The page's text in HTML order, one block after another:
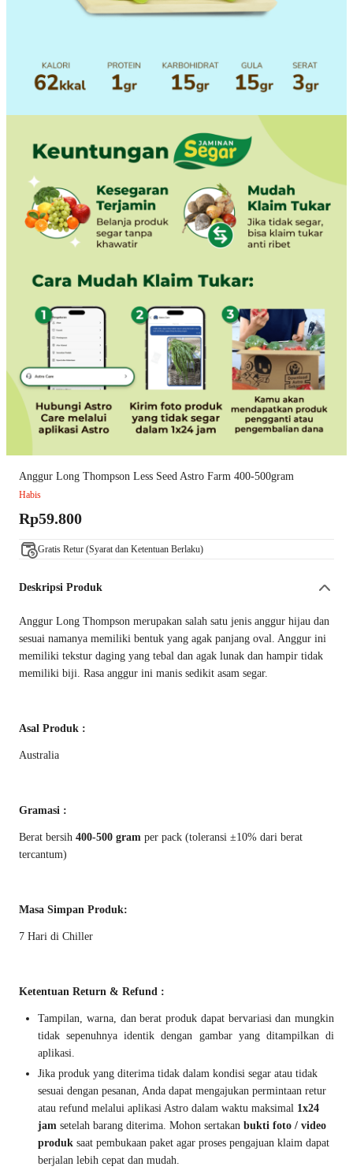
Anggur Long Thompson Less Seed Astro Farm 400-500gram
Habis
Rp59.800
Gratis Retur (Syarat dan Ketentuan Berlaku)
Deskripsi Produk
Anggur Long Thompson merupakan salah satu jenis anggur hijau dan
sesuai namanya memiliki bentuk yang agak panjang oval. Anggur ini
memiliki tekstur daging yang tebal dan agak lunak dan hampir tidak
memiliki biji. Rasa anggur ini manis sedikit asam segar.
Asal Produk :
Australia
Gramasi :
Berat bersih 400-500 gram per pack (toleransi ±10% dari berat
tercantum)
Masa Simpan Produk:
7 Hari di Chiller
Ketentuan Return & Refund :
Tampilan, warna, dan berat produk dapat bervariasi dan mungkin
tidak sepenuhnya identik dengan gambar yang ditampilkan di
aplikasi.
Jika produk yang diterima tidak dalam kondisi segar atau tidak
sesuai dengan pesanan, Anda dapat mengajukan permintaan retur
atau refund melalui aplikasi Astro dalam waktu maksimal 1x24
jam setelah barang diterima. Mohon sertakan bukti foto / video
produk saat pembukaan paket agar proses pengajuan klaim dapat
berjalan lebih cepat dan mudah.